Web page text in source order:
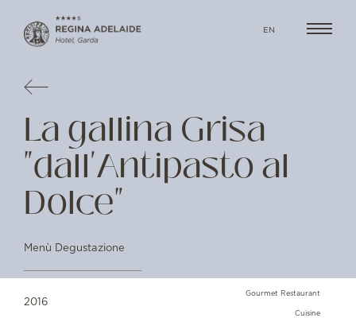
EN
La gallina Grisa
"dall'Antipasto al
Dolce"
Menù Degustazione
2016
Gourmet Restaurant
Cuisine